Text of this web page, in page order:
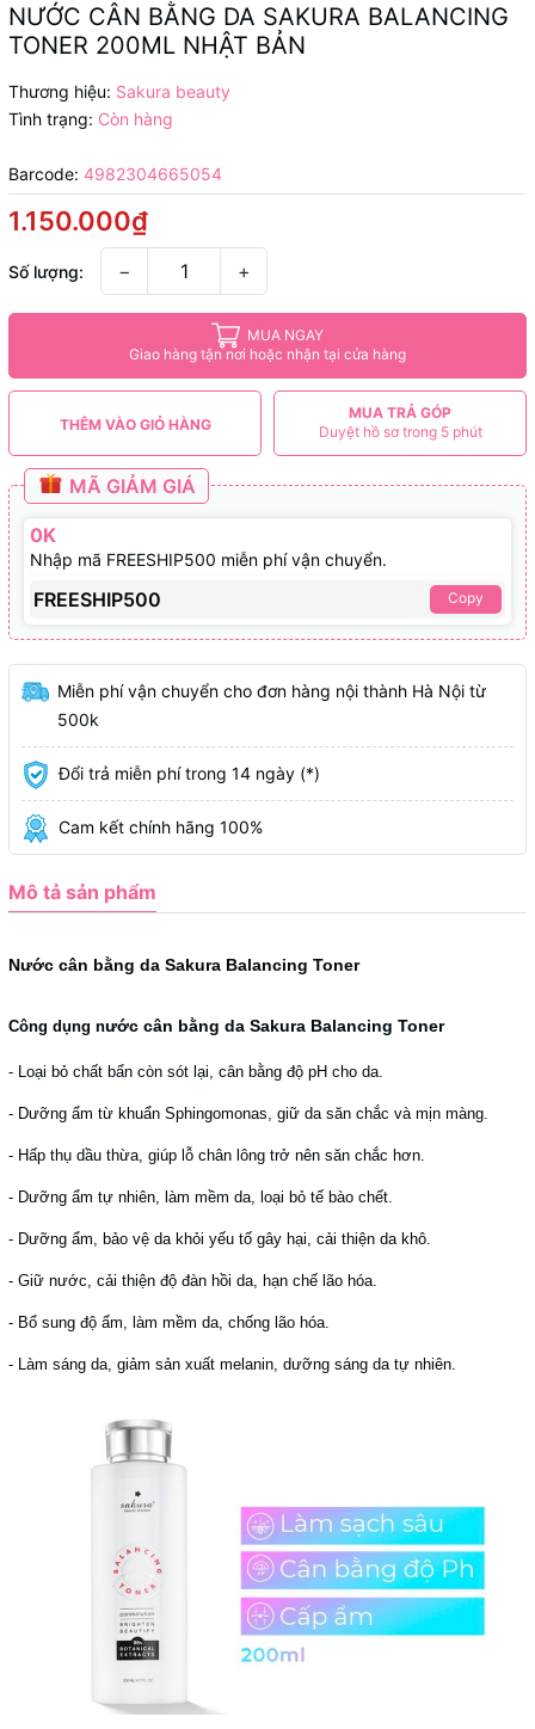
NƯỚC CÂN BẰNG DA SAKURA BALANCING
TONER 200ML NHẬT BẢN
Thương hiệu: Sakura beauty
Tình trạng: Còn hàng
Barcode: 4982304665054
1.150.000₫
Số lượng: − +
MUA NGAY
Giao hàng tận nơi hoặc nhận tại cửa hàng
THÊM VÀO GIỎ HÀNG
MUA TRẢ GÓP
Duyệt hồ sơ trong 5 phút
MÃ GIẢM GIÁ
0K
Nhập mã FREESHIP500 miễn phí vận chuyển.
FREESHIP500 Copy
Miễn phí vận chuyển cho đơn hàng nội thành Hà Nội từ
500k
Đổi trả miễn phí trong 14 ngày (*)
Cam kết chính hãng 100%
Mô tả sản phẩm
Nước cân bằng da Sakura Balancing Toner
Công dụng nước cân bằng da Sakura Balancing Toner
- Loại bỏ chất bẩn còn sót lại, cân bằng độ pH cho da.
- Dưỡng ẩm từ khuẩn Sphingomonas, giữ da săn chắc và mịn màng.
- Hấp thụ dầu thừa, giúp lỗ chân lông trở nên săn chắc hơn.
- Dưỡng ẩm tự nhiên, làm mềm da, loại bỏ tế bào chết.
- Dưỡng ẩm, bảo vệ da khỏi yếu tố gây hại, cải thiện da khô.
- Giữ nước, cải thiện độ đàn hồi da, hạn chế lão hóa.
- Bổ sung độ ẩm, làm mềm da, chống lão hóa.
- Làm sáng da, giảm sản xuất melanin, dưỡng sáng da tự nhiên.